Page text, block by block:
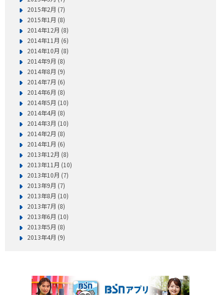
2015年2月 (7)
2015年1月 (8)
2014年12月 (8)
2014年11月 (6)
2014年10月 (8)
2014年9月 (8)
2014年8月 (9)
2014年7月 (6)
2014年6月 (8)
2014年5月 (10)
2014年4月 (8)
2014年3月 (10)
2014年2月 (8)
2014年1月 (6)
2013年12月 (8)
2013年11月 (10)
2013年10月 (7)
2013年9月 (7)
2013年8月 (10)
2013年7月 (8)
2013年6月 (10)
2013年5月 (8)
2013年4月 (9)